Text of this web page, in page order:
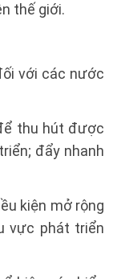
thế giới.
với các nước
thu hút được
đẩy nhanh
kiện mở rộng
vực phát triển